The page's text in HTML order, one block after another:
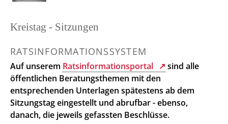
Kreistag - Sitzungen
RATSINFORMATIONSSYSTEM
Auf unserem Ratsinformationsportal
sind alle
öffentlichen Beratungsthemen mit den
entsprechenden Unterlagen spätestens ab dem
Sitzungstag eingestellt und abrufbar - ebenso,
danach, die jeweils gefassten Beschlüsse.